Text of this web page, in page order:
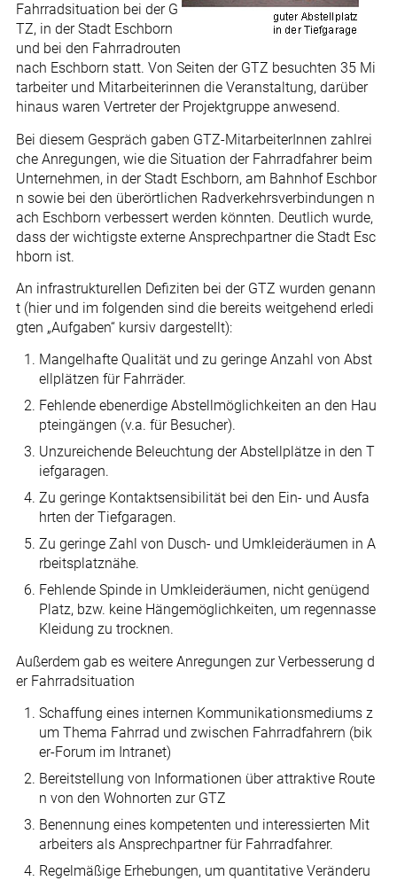
Fahrradsituation bei der G
TZ, in der Stadt Eschborn
und bei den Fahrradrouten
nach Eschborn statt. Von Seiten der GTZ besuchten 35 Mi
tarbeiter und Mitarbeiterinnen die Veranstaltung, darüber
hinaus waren Vertreter der Projektgruppe anwesend.
Bei diesem Gespräch gaben GTZ-MitarbeiterInnen zahlrei
che Anregungen, wie die Situation der Fahrradfahrer beim
Unternehmen, in der Stadt Eschborn, am Bahnhof Eschbor
n sowie bei den überörtlichen Radverkehrsverbindungen n
ach Eschborn verbessert werden könnten. Deutlich wurde,
dass der wichtigste externe Ansprechpartner die Stadt Esc
hborn ist.
An infrastrukturellen Defiziten bei der GTZ wurden genann
t (hier und im folgenden sind die bereits weitgehend erledi
gten „Aufgaben“ kursiv dargestellt):
Mangelhafte Qualität und zu geringe Anzahl von Abst
ellplätzen für Fahrräder.
Fehlende ebenerdige Abstellmöglichkeiten an den Hau
pteingängen (v.a. für Besucher).
Unzureichende Beleuchtung der Abstellplätze in den T
iefgaragen.
Zu geringe Kontaktsensibilität bei den Ein- und Ausfa
hrten der Tiefgaragen.
Zu geringe Zahl von Dusch- und Umkleideräumen in A
rbeitsplatznähe.
Fehlende Spinde in Umkleideräumen, nicht genügend
Platz, bzw. keine Hängemöglichkeiten, um regennasse
Kleidung zu trocknen.
Außerdem gab es weitere Anregungen zur Verbesserung d
er Fahrradsituation
Schaffung eines internen Kommunikationsmediums z
um Thema Fahrrad und zwischen Fahrradfahrern (bik
er-Forum im Intranet)
Bereitstellung von Informationen über attraktive Route
n von den Wohnorten zur GTZ
Benennung eines kompetenten und interessierten Mit
arbeiters als Ansprechpartner für Fahrradfahrer.
Regelmäßige Erhebungen, um quantitative Veränderu